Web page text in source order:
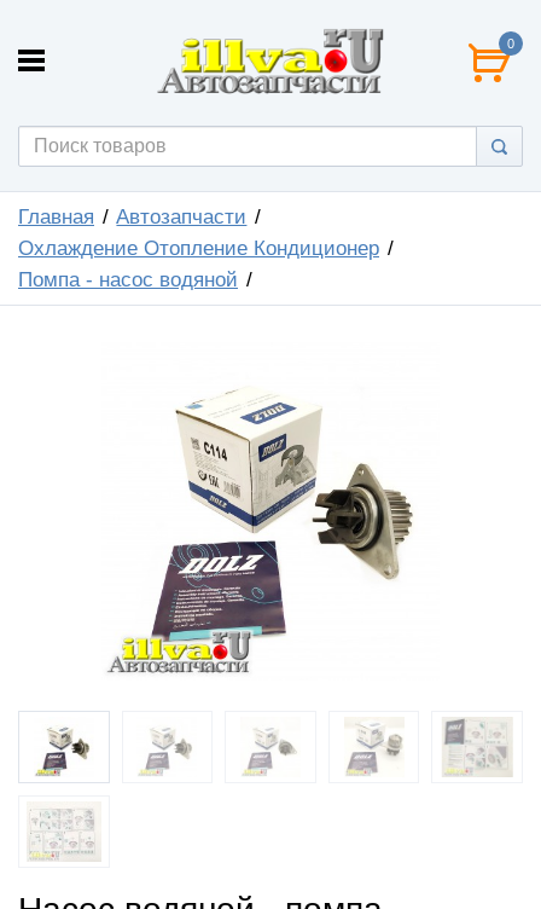
0
Главная
Автозапчасти
Охлаждение Отопление Кондиционер
Помпа - насос водяной